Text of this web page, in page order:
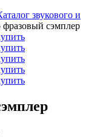
звукового и
фразовый сэмплер